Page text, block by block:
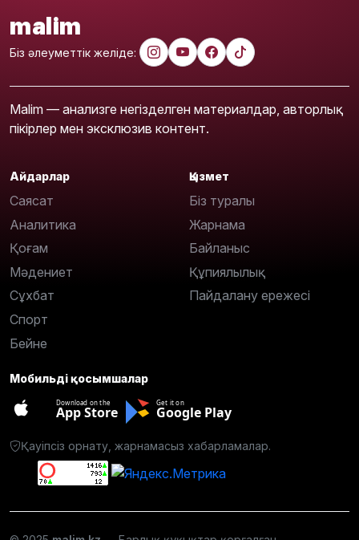
malim
Біз әлеуметтік желіде:
Malim — анализге негізделген материалдар, авторлық
пікірлер мен эксклюзив контент.
Айдарлар
Саясат
Аналитика
Қоғам
Мәдениет
Сұхбат
Спорт
Бейне
Қызмет
Біз туралы
Жарнама
Байланыс
Құпиялылық
Пайдалану ережесі
Мобильді қосымшалар
Download on the
App Store
Get it on
Google Play
Қауіпсіз орнату, жарнамасыз хабарламалар.